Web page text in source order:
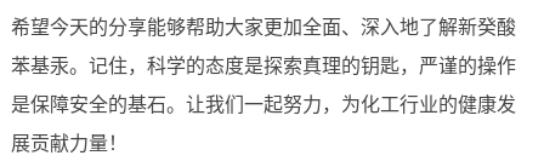
希望今天的分享能够帮助大家更加全面、深入地了解新癸酸
苯基汞。记住，科学的态度是探索真理的钥匙，严谨的操作
是保障安全的基石。让我们一起努力，为化工行业的健康发
展贡献力量！